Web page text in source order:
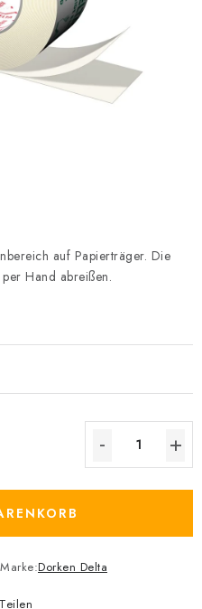
Geschäftsbedingungen
auf Papierträger. Die
Hand abreißen.
Marke:Dorken Delta
Teilen